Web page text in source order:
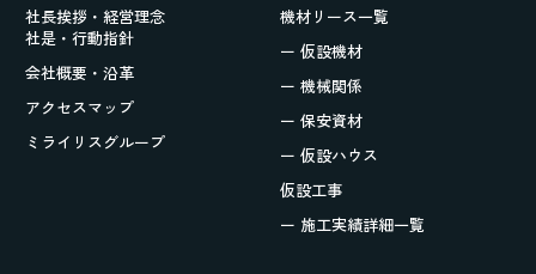
社長挨拶・経営理念
社是・行動指針
会社概要・沿革
アクセスマップ
ミライリスグループ
機材リース一覧
ー 仮設機材
ー 機械関係
ー 保安資材
ー 仮設ハウス
仮設工事
ー 施工実績詳細一覧